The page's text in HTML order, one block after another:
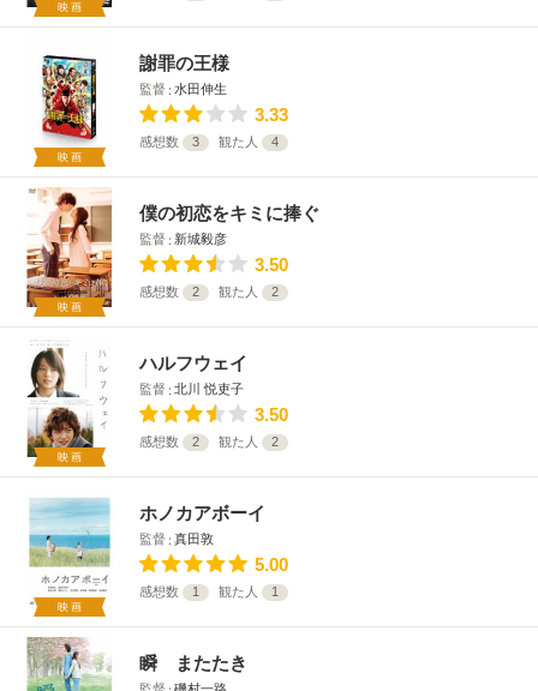
映画
映画
謝罪の王様
監督 水田伸生
3.33
感想数 3 観た人 4
映画
僕の初恋をキミに捧ぐ
監督 新城毅彦
3.50
感想数 2 観た人 2
映画
ハルフウェイ
監督 北川 悦吏子
3.50
感想数 2 観た人 2
映画
ホノカアボーイ
監督 真田敦
5.00
感想数 1 観た人 1
瞬 またたき